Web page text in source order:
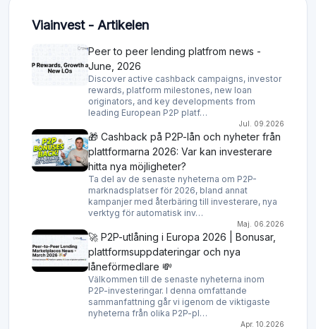
Viainvest - Artikelen
Peer to peer lending platfrom news -
June, 2026
Discover active cashback campaigns, investor
rewards, platform milestones, new loan
originators, and key developments from
leading European P2P platf…
Jul. 09.2026
🎁 Cashback på P2P-lån och nyheter från
plattformarna 2026: Var kan investerare
hitta nya möjligheter?
Ta del av de senaste nyheterna om P2P-
marknadsplatser för 2026, bland annat
kampanjer med återbäring till investerare, nya
verktyg för automatisk inv…
Maj. 06.2026
🚀 P2P-utlåning i Europa 2026 | Bonusar,
plattformsuppdateringar och nya
låneförmedlare 💸
Välkommen till de senaste nyheterna inom
P2P-investeringar. I denna omfattande
sammanfattning går vi igenom de viktigaste
nyheterna från olika P2P-pl…
Apr. 10.2026